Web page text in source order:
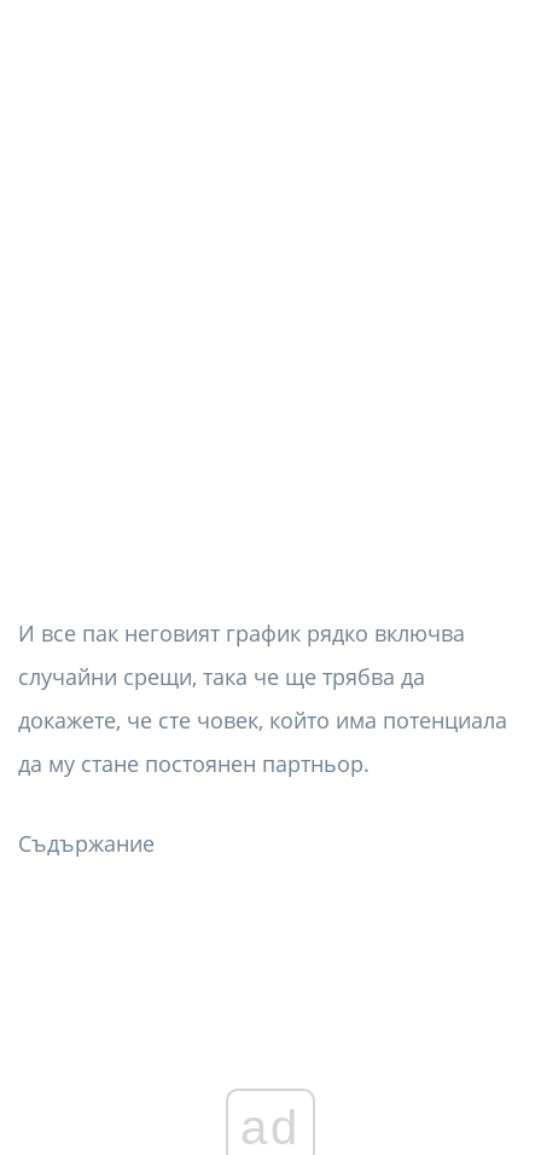
И все пак неговият график рядко включва
случайни срещи, така че ще трябва да
докажете, че сте човек, който има потенциала
да му стане постоянен партньор.
Съдържание
ad